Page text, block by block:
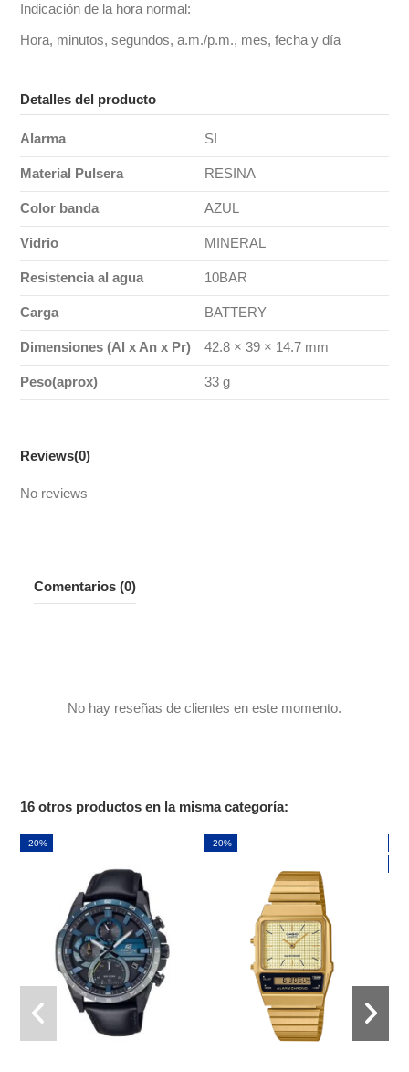
Indicación de la hora normal:
Hora, minutos, segundos, a.m./p.m., mes, fecha y día
Detalles del producto
Alarma SI
Material Pulsera RESINA
Color banda AZUL
Vidrio MINERAL
Resistencia al agua 10BAR
Carga BATTERY
Dimensiones (Al x An x Pr) 42.8 × 39 × 14.7 mm
Peso(aprox) 33 g
Reviews(0)
No reviews
Comentarios (0)
No hay reseñas de clientes en este momento.
16 otros productos en la misma categoría:
-20% -20%